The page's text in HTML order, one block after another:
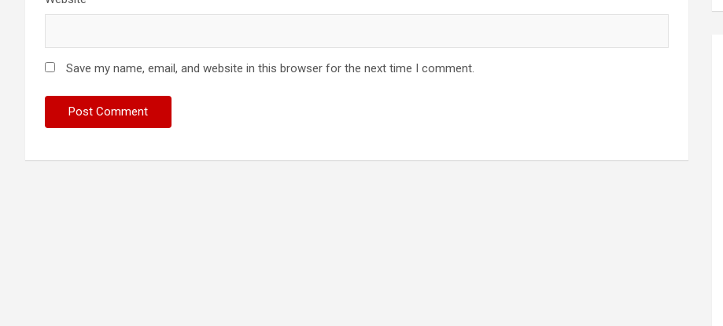
Save my name, email, and website in this browser for the next time I comment.